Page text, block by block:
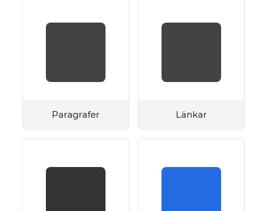
Paragrafer Länkar